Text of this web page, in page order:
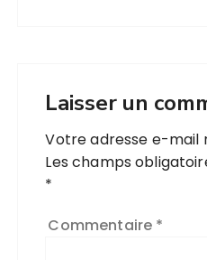
Laisser un
Votre adresse e-mail
Les champs
*
Commentaire *